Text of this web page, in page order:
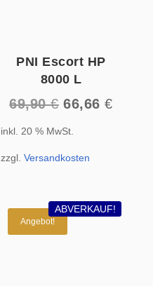
PNI Escort HP
8000 L
69,90€
war:
69,90 €
66,66€
inkl. 20 % MwSt.
zzgl.Versandkosten
Angebot!
ABVERKAUF!